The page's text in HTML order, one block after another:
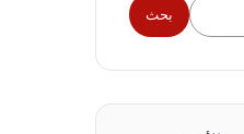
بحث